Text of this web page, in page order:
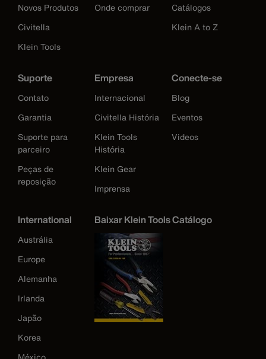
Novos Produtos
Civitella
Klein Tools
Onde comprar
Catálogos
Klein A to Z
Suporte
Contato
Garantia
Suporte para
parceiro
Peças de
reposição
Empresa
Internacional
Civitella História
Klein Tools
História
Klein Gear
Imprensa
Conecte-se
Blog
Eventos
Videos
International
Austrália
Europe
Alemanha
Irlanda
Japão
Korea
Baixar Klein Tools Catálogo